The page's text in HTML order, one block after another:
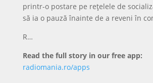
printr-o postare pe rețelele de
să ia o pauză înainte de a reveni în
R…
Read the full story in our free app:
radiomania.ro/apps